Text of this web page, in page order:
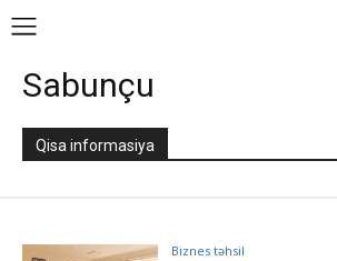
Sabunçu
Qisa informasiya
Biznes təhsil